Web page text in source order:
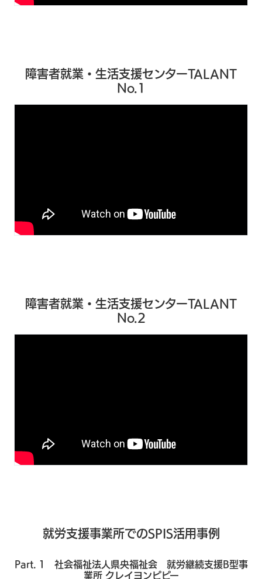
障害者就業・生活支援センターTALANT
No.1
障害者就業・生活支援センターTALANT
No.2
就労支援事業所でのSPIS活用事例
Part. 1 社会福祉法人県央福祉会 就労継続支援B型事
業所 クレイヨンピピー